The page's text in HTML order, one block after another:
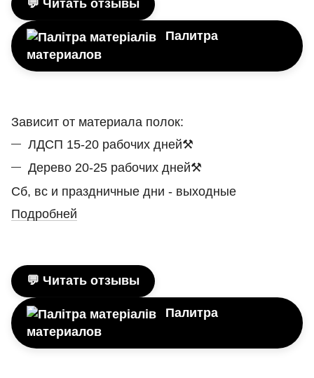
💬 Читать отзывы
Палитра
материалов
Зависит от материала полок:
ЛДСП 15-20 рабочих дней⚒
Дерево 20-25 рабочих дней⚒
Сб, вс и праздничные дни - выходные
Подробней
💬 Читать отзывы
Палитра
материалов